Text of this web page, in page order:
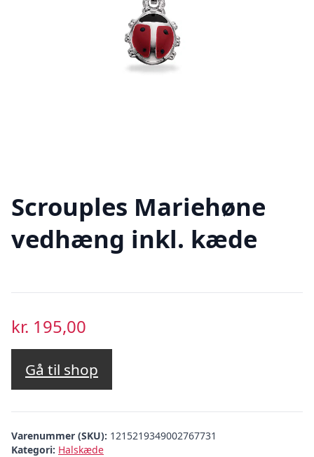
Scrouples Mariehøne
vedhæng inkl. kæde
kr. 195,00
Gå til shop
Varenummer (SKU): 1215219349002767731
Kategori: Halskæde